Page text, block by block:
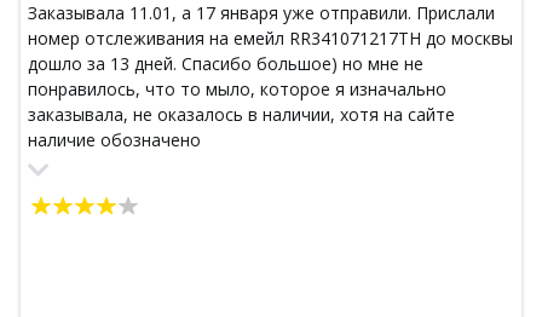
Заказывала 11.01, а 17 января уже отправили. Прислали
номер отслеживания на емейл RR341071217TH до москвы
дошло за 13 дней. Спасибо большое) но мне не
понравилось, что то мыло, которое я изначально
заказывала, не оказалось в наличии, хотя на сайте
наличие обозначено